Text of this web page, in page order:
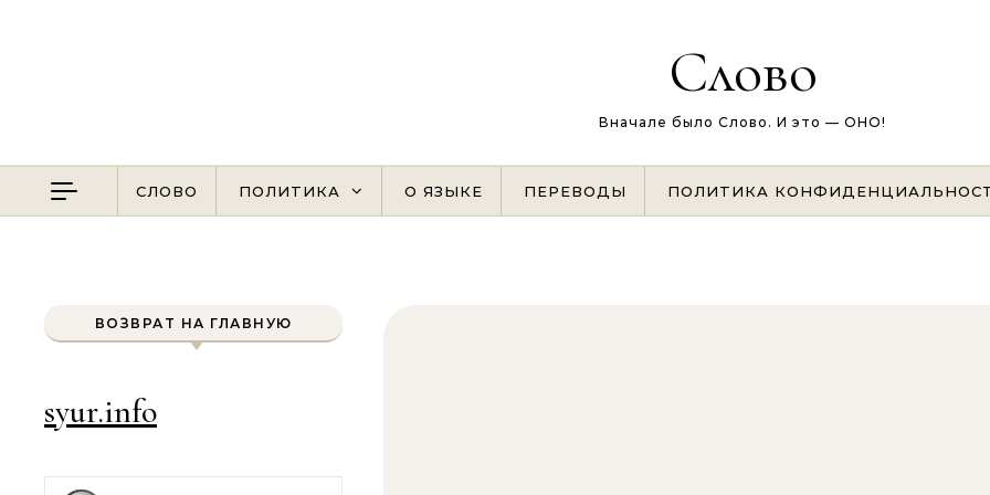
Слово
Вначале было Слово. И это — ОНО!
СЛОВО ПОЛИТИКА О ЯЗЫКЕ ПЕРЕВОДЫ ПОЛИТИКА
ВОЗВРАТ НА ГЛАВНУЮ
syur.info